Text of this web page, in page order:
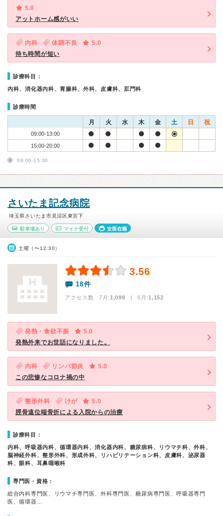
5.0
アットホーム感がいい
内科 体調不良
5.0
待ち時間が短い
診療科目：
内科、消化器内科、胃腸科、外科、皮膚科、肛門科
診療時間
月 火 水 木 金 土 日 祝
09:00-13:00
15:00-20:00
09:00-15:00
さいたま記念病院
埼玉県さいたま市見沼区東宮下
駐車場あり マイナ受付 女医在籍
土曜（〜12:30）
3.56
18件
アクセス数 7月:1,099 | 6月:1,152
発熱・食欲不振
5.0
発熱外来でお世話になりました。
内科 リンパ節炎
5.0
この悲惨なコロナ禍の中
整形外科 けが
5.0
脛骨遠位端骨折による入院からの治療
診療科目：
内科、呼吸器内科、循環器内科、消化器内科、糖尿病科、リウマチ科、外科、
脳神経外科、整形外科、形成外科、リハビリテーション科、皮膚科、泌尿器
科、眼科、耳鼻咽喉科
専門医・資格：
総合内科専門医、リウマチ専門医、外科専門医、糖尿病専門医、呼吸器専門
医、循環器…